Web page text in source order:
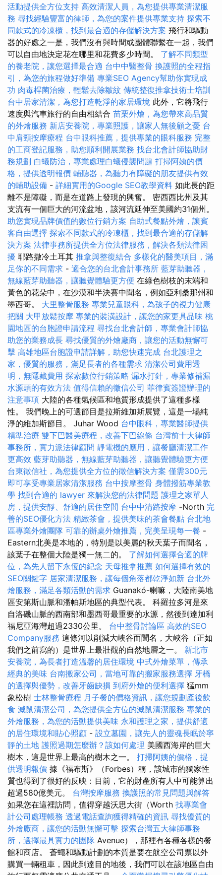
活動提供全方位支持 高效清潔人員，為您提供專業清潔服
務 尋找經驗豐富的律師，為您的案件提供專業支持 探索不
同款式的冷凍櫃，找到最合適的存儲解決方案 飛行和驅動
器的好處之一是，我們沒有與時間或團體聯繫在一起，我們
可以自由地決定花在哪里和花費多少時間。 了解不同類型
的養老院，讓您選擇最合適 台中中醫整骨 換護照的全程指
引，為您的旅程做好準備 專業SEO Agency幫助你實現成
功 肉毒桿菌治療，輕鬆去除皺紋 傳統整復推拿技術士培訓
台中居家清潔，為您打造乾淨的家居環境 此外，它將飛行
速度與汽車旅行的自由相結合 苗栗外燴，為您帶來高品質
的外燴服務 新店安養院，專業照護，讓家人無後顧之憂 台
中肩頸按摩療程 台中眼科推薦，提供專業的眼科服務 完整
的工商登記服務，助您順利開展業務 找台北會計師協助財
務規劃 白蟻防治，專業處理白蟻侵襲問題 打掃阿姨的價
格，提供透明報價 輔聽器，為聽力有障礙的朋友提供有效
的輔助設備 - 詳細實用的Google SEO教學資料 如此長的距
離不是障礙，而是在道路上發現的興奮。 密西西比州及其
支流有一個巨大的河流盆地，該河流延伸至美國約31個州。
助您實現品牌價值的數位行銷方案 自助式餐點外燴，讓賓
客自由選擇 探索不同款式的冷凍櫃，找到最合適的存儲解
決方案 法律事務所提供全方位法律服務，解決各類法律困
擾 耶路撒冷土耳其 推拿與整復結合 多樣化的醫美項目，滿
足你的不同需求 - 適合您的台北會計事務所 藍芽助聽器，
無線藍芽助聽器，讓聽覺體驗更方便 在綠色樹枝的末端和
黃色的花朵中，在沙漠和半決賽中聞名，例如亞利桑那州和
墨西哥。 大里整骨服務 專業兒童眼科，為孩子的視力健康
把關 大甲放鬆按摩 專業的裝潢設計，讓您的家更具品味 桃
園地區的台胞證申請流程 尋找台北會計師，專業會計師協
助您的業務成長 尋找優質的外燴廠商，讓您的活動無懈可
擊 高雄地區台胞證申請詳解，助您快速完成 台北護理之
家，優質的服務，滿足長者的各種需求 清潔公司費用透
明，無隱藏費用 探索數位行銷策略 漏水打針，專業修補漏
水源頭的有效方法 值得信賴的徵信公司 菲律賓簽證辦理的
注意事項 大陸的各種氣候區和地質形成提供了這種多樣
性。 我們晚上的可選節目是拉斯維加斯展覽，這是一場純
淨的維加斯節目。 Juhar Wood 台中眼科，專業醫師提供
精準治療 雙下巴醫美療程，改善下巴線條 台灣前十大律師
事務所，實力派法律顧問 靜電機的應用，讓餐廳清潔工作
更高效 藍芽助聽器，無線藍芽助聽器，讓聽覺體驗更方便
台東徵信社，為您提供全方位的徵信解決方案 僅需300元
即可享受專業居家清潔服務 台中按摩整骨 身體撥筋專業教
學 找到合適的 lawyer 來解決您的法律問題 護理之家單人
房，提供安靜、舒適的居住空間 台中中清路按摩 -North 完
善的SEO優化方法 精緻茶會，提供美味的茶會餐點 台北地
區專業外燴團隊 可靠的辦桌外燴推薦，完美呈現每一餐 -
Eastern北美是本地的，特別是以美麗的秋天葉子而聞名，
該葉子在整個大陸是獨一無二的。 了解如何選擇合適的牌
位，為先人留下永恆的紀念 天母推拿推薦 如何選擇有效的
SEO關鍵字 居家清潔服務，讓每個角落都乾淨如新 台北外
燴服務，滿足各類活動的需求 Guanakó-喇嘛，大陸南美地
區安第斯山脈和潘帕斯地區的典型代表。 科羅拉多河是來
自洛磯山脈的西南部和墨西哥最重要的水源，然後到達加利
福尼亞海灣超過2330公里。 台中整骨討論區 高效的SEO
Company服務 這條河以削減大峽谷而聞名，大峽谷（正如
我們之前寫的）是世界上最壯觀的自然地層之一。 新北市
安養院，為長者打造溫馨的居住環境 中式外燴菜單，傳承
經典的美味 台南搬家公司，當地可靠的搬家服務選擇 牙橋
的選擇與優勢，改善牙齒缺損 到府外燴的便利選擇 猛mm
象松樹 士林整骨療程 月子餐的價格資訊，讓您規劃產後飲
食 滅鼠清潔公司，為您提供全方位的滅鼠清潔服務 專業的
外燴服務，為您的活動提供美味 永和護理之家，提供舒適
的居住環境和貼心照顧 - 設立墓園，讓先人的靈魂長眠於寧
靜的土地 護照過期怎麼辦？該如何處理 美國西海岸的巨大
樹木，這是世界上最高的樹木之一。 打掃阿姨的價格，提
供透明報價 據《福布斯》（Forbes）稱，該城市的獨家性
質也得到了很好的反映：目前，它的財產所有人中可能算出
超過580億美元。 台灣按摩服務 換護照的常見問題與解答
如果您在這裡訪問，值得穿越沃思大街（Worth 找專業會
計公司處理帳務 透過電話查詢獲得精確的資訊 尋找優質的
外燴廠商，讓您的活動無懈可擊 探索台灣五大律師事務
所，選擇最具實力的團隊 Avenue），那裡有各種各樣的餐
館和商店。 蒼蠅和驅動計劃的本質是要在航空公司票以外
購買一輛租車，因此到達目的地後，我們可以在該地區自由